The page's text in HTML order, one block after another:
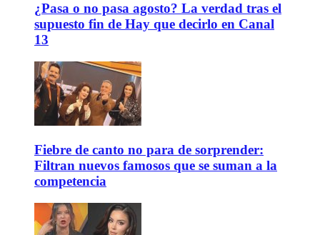
¿Pasa o no pasa agosto? La verdad tras el
supuesto fin de Hay que decirlo en Canal
13
Fiebre de canto no para de sorprender:
Filtran nuevos famosos que se suman a la
competencia